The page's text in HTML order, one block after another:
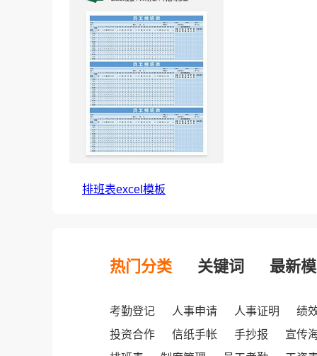
排班表excel模板
热门分类 关键词 最新
考勤登记 人事申请 人事证明
绩
投资合作
信纸手帐 手抄报
宣传